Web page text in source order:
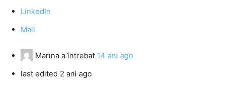
LinkedIn
Mail
Marina a întrebat 14 ani ago
last edited 2 ani ago